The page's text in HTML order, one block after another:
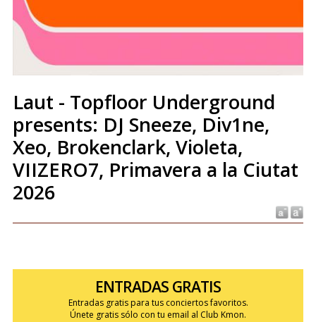
Laut - Topfloor Underground
presents: DJ Sneeze, Div1ne,
Xeo, Brokenclark, Violeta,
VIIZERO7, Primavera a la Ciutat
2026
ENTRADAS GRATIS
Entradas gratis para tus conciertos favoritos.
Únete gratis sólo con tu email al Club Kmon.